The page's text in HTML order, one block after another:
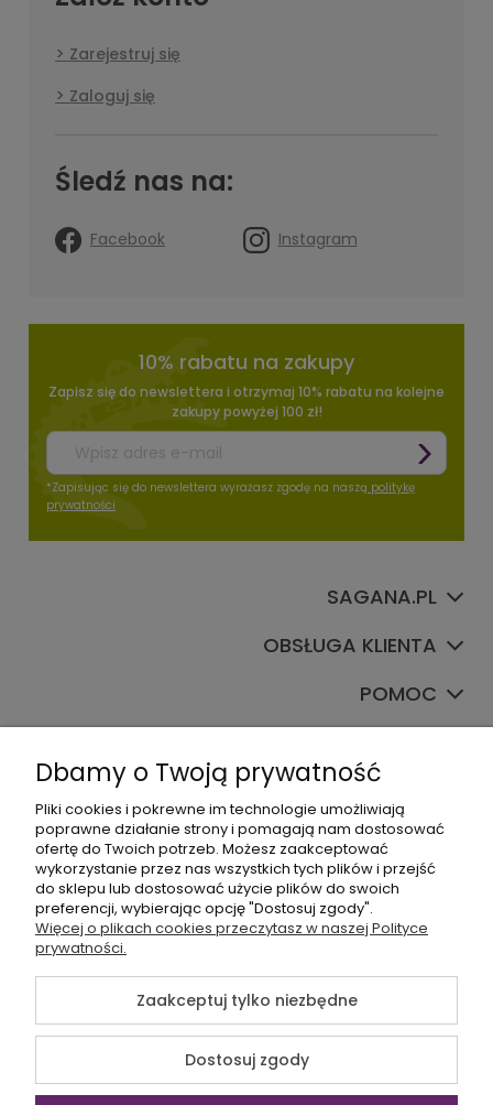
Zarejestruj się
Zaloguj się
Śledź nas na:
Facebook Instagram
10% rabatu na zakupy
Zapisz się do newslettera i otrzymaj 10% rabatu na kolejne
zakupy powyżej 100 zł!
*Zapisując się do newslettera wyrażasz zgodę na naszą politykę
prywatności
SAGANA.PL
OBSŁUGA KLIENTA
POMOC
+48535745555
Szablon Flex byEcommercy
Dbamy o Twoją prywatność
Pliki cookies i pokrewne im technologie umożliwiają
poprawne działanie strony i pomagają nam dostosować
ofertę do Twoich potrzeb. Możesz zaakceptować
wykorzystanie przez nas wszystkich tych plików i przejść
do sklepu lub dostosować użycie plików do swoich
preferencji, wybierając opcję "Dostosuj zgody".
Więcej o plikach cookies przeczytasz w naszej Polityce
prywatności.
Zaakceptuj tylko niezbędne
Dostosuj zgody